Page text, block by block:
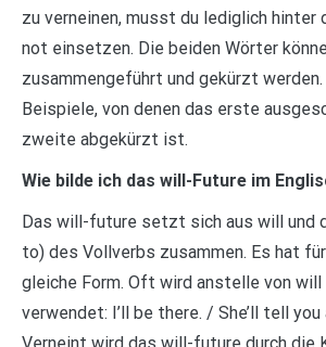
zu verneinen, musst du lediglich hinter
not einsetzen. Die beiden Wörter
zusammengeführt und gekürzt
Beispiele, von denen das erste
zweite abgekürzt ist.
Wie bilde ich das will-Future im
Das will-future setzt sich aus will und
to) des Vollverbs zusammen. Es hat
gleiche Form. Oft wird anstelle von will
verwendet: I’ll be there. / She’ll tell